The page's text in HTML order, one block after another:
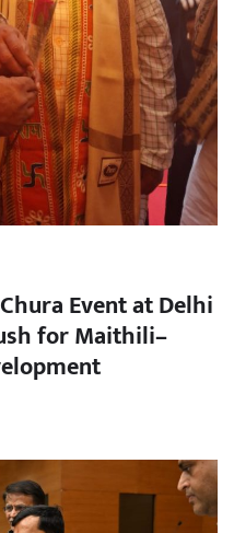
Event at Delhi
for Maithili–